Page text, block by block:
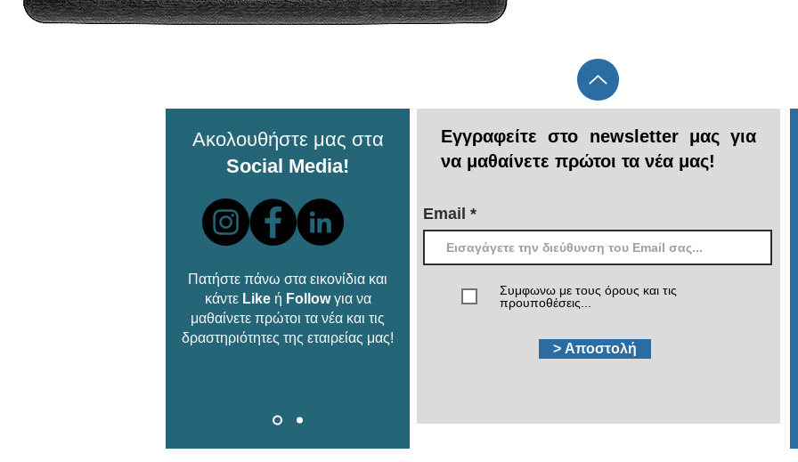
Ακολουθήστε μας στα
Social Media!
Πατήστε πάνω στα εικονίδια και
κάντε Like ή Followγια να
μαθαίνετε πρώτοι τα νέα και τις
δραστηριότητες της εταιρείας μας!
Εγγραφείτε στο newsletter μας για
να μαθαίνετε πρώτοι τα νέα μας!
Email
Συμφωνω με τους όρους και τις
προυποθέσεις...
> Αποστολή